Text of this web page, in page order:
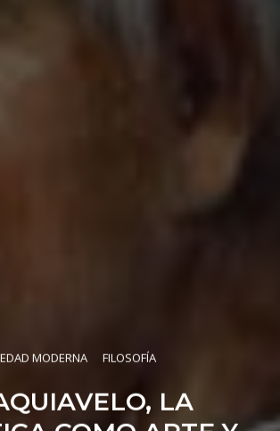
EDAD MODERNA FILOSOFÍA
LA